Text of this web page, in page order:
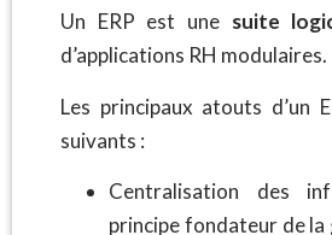
Un ERP est une suite
d’applications RH modulaires.
Les principaux atouts d’un
suivants :
Centralisation des
principe fondateur de